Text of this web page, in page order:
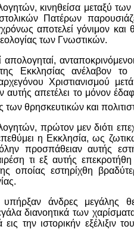
κινηθείσα μεταξύ
Πατέρων
αποτελεί γόνιμον και
των Γνωστικών.
απολογηταί,
της Εκκλησίας ανέλαβον
Χριστιανισμού
αυτής απετέλει το μόνον
των θρησκευτικών και
πρώτον μεν διότι
η Εκκλησία, ως
όλην προσπάθειαν αυτής
τι εξ αυτής
οποίας εστηρίχθη
άνδρες μεγάλης
διανοητικά των
την ιστορικήν εξέλιξιν